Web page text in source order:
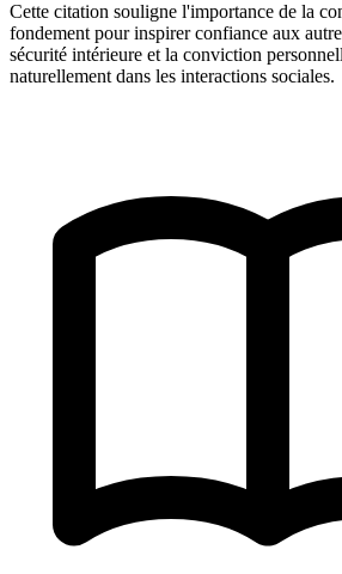
Cette citation souligne l'importance de la
fondement pour inspirer confiance aux
sécurité intérieure et la conviction
naturellement dans les interactions sociales.